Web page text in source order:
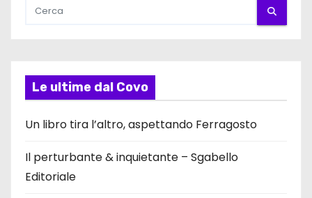
Le ultime dal Covo
Un libro tira l’altro, aspettando Ferragosto
Il perturbante & inquietante – Sgabello
Editoriale